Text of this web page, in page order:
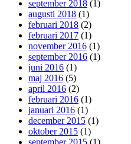
september 2018 (1)
augusti 2018 (1)
februari 2018 (2)
februari 2017 (1)
november 2016 (1)
september 2016 (1)
juni 2016 (1)
maj 2016 (5)
april 2016 (2)
februari 2016 (1)
januari 2016 (1)
december 2015 (1)
oktober 2015 (1)
september 2015 (1)